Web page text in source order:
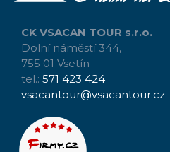
CK VSACAN TOUR s.r.o.
Dolní náměstí 344,
755 01 Vsetín
tel.: 571 423 424
vsacantour@vsacantour.cz